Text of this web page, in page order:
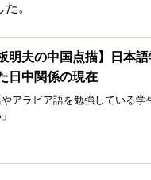
。
板明夫の中国点描】日本
日中関係の現在
やアラビア語を勉強している